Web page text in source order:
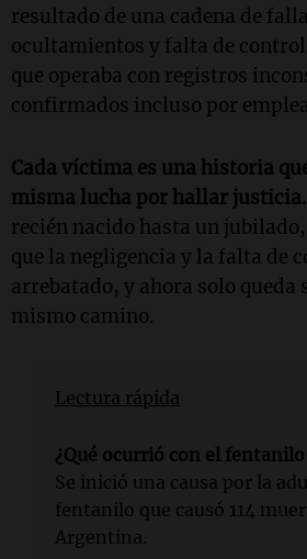
resultado de una cadena de
ocultamientos y falta de
que operaba con registros
confirmados incluso por
Cada víctima es una historia
misma lucha por hallar justicia.
recién nacido hasta un
que la negligencia y la falta de
arrebatado, y ahora solo queda
mismo camino.
Lectura rápida
¿Qué ocurrió con el
Se inició una causa por la
fentanilo que causó 114
Argentina.